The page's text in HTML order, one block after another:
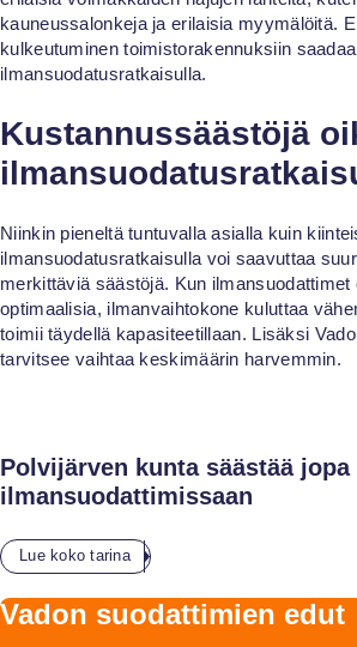
kauneussalonkeja ja erilaisia myymälöitä.
kulkeutuminen toimistorakennuksiin
ilmansuodatusratkaisulla.
Kustannussäästöjä
Niinkin pieneltä tuntuvalla asialla kuin
ilmansuodatusratkaisulla voi saavuttaa
merkittäviä säästöjä. Kun ilmansuodattimet
optimaalisia, ilmanvaihtokone kuluttaa
toimii täydellä kapasiteetillaan. Lisäksi
tarvitsee vaihtaa keskimäärin harvemmin.
Polvijärven kunta säästää jopa
ilmansuodattimissaan
Lue koko tarina
Vadon suodattimien edut